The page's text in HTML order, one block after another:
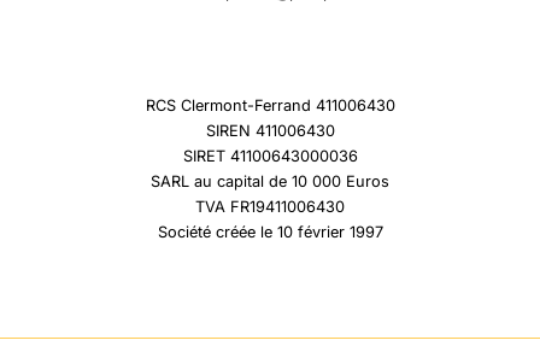
RCS Clermont-Ferrand 411006430
SIREN 411006430
SIRET 41100643000036
SARL au capital de 10 000 Euros
TVA FR19411006430
Société créée le 10 février 1997